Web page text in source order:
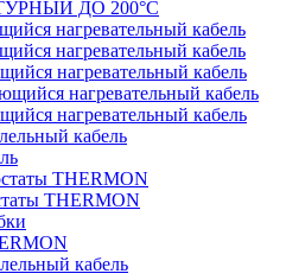
ДО 200°С
нагревательный кабель
нагревательный кабель
нагревательный кабель
нагревательный кабель
нагревательный кабель
кабель
THERMON
THERMON
кабель